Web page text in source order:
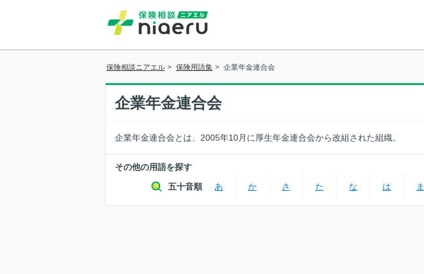
保険相談ニアエル > 保険用語集 > 企業年金連合会
企業年金連合会
企業年金連合会とは、2005年10月に厚生年金連合会から改組された組織。
その他の用語を探す
五十音順
あ か さ た な は ま